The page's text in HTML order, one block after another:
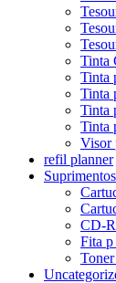
Tinta
Tinta
Tinta
Tinta
Tinta
Visor
refil planner
Suprimentos
CD-
Fita p